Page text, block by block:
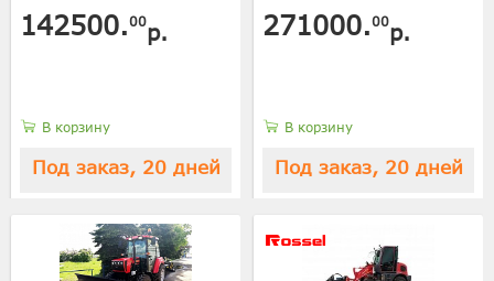
142500.00р.
В корзину
Под заказ, 20 дней
271000.00р.
В корзину
Под заказ, 20 дней